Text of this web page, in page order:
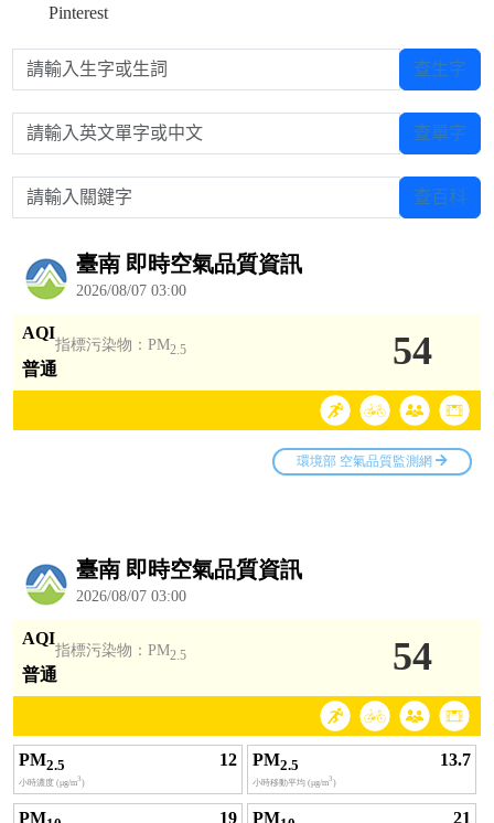
Pinterest
請輸入生字或生詞 查生字
請輸入英文單字或中文 查單字
請輸入關鍵字 查百科